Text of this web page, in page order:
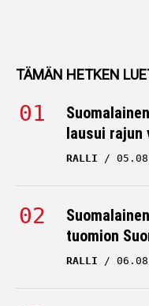
TÄMÄN HETKEN
lausui rajun
RALLI
tuomion
RALLI